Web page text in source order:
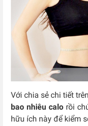
Với chia sẻ chi tiết
bao nhiêu calo rồi
hữu ích này để kiểm